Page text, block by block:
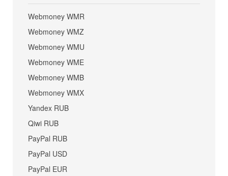
Webmoney WMR
Webmoney WMZ
Webmoney WMU
Webmoney WME
Webmoney WMB
Webmoney WMX
Yandex RUB
Qiwi RUB
PayPal RUB
PayPal USD
PayPal EUR